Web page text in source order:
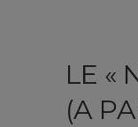
LE «
(A